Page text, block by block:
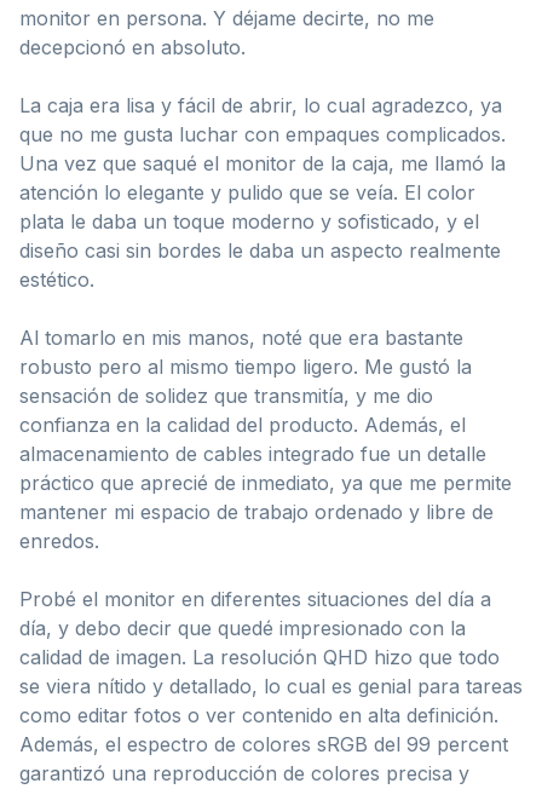
monitor en persona. Y déjame decirte, no me
decepcionó en absoluto.
La caja era lisa y fácil de abrir, lo cual agradezco, ya
que no me gusta luchar con empaques complicados.
Una vez que saqué el monitor de la caja, me llamó la
atención lo elegante y pulido que se veía. El color
plata le daba un toque moderno y sofisticado, y el
diseño casi sin bordes le daba un aspecto realmente
estético.
Al tomarlo en mis manos, noté que era bastante
robusto pero al mismo tiempo ligero. Me gustó la
sensación de solidez que transmitía, y me dio
confianza en la calidad del producto. Además, el
almacenamiento de cables integrado fue un detalle
práctico que aprecié de inmediato, ya que me permite
mantener mi espacio de trabajo ordenado y libre de
enredos.
Probé el monitor en diferentes situaciones del día a
día, y debo decir que quedé impresionado con la
calidad de imagen. La resolución QHD hizo que todo
se viera nítido y detallado, lo cual es genial para tareas
como editar fotos o ver contenido en alta definición.
Además, el espectro de colores sRGB del 99 percent
garantizó una reproducción de colores precisa y